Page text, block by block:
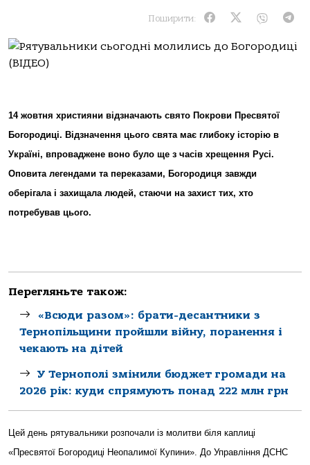
Поширити:
14 жовтня християни відзначають свято Покрови Пресвятої
Богородиці. Відзначення цього свята має глибоку історію в
Україні, впроваджене воно було ще з часів хрещення Русі.
Оповита легендами та переказами, Богородиця завжди
оберігала і захищала людей, стаючи на захист тих, хто
потребував цього.
Перегляньте також:
«Всюди разом»: брати-десантники з
Тернопільщини пройшли війну, поранення і
чекають на дітей
У Тернополі змінили бюджет громади на
2026 рік: куди спрямують понад 222 млн грн
Цей день рятувальники розпочали із молитви біля каплиці
«Пресвятої Богородиці Неопалимої Купини». До Управління ДСНС